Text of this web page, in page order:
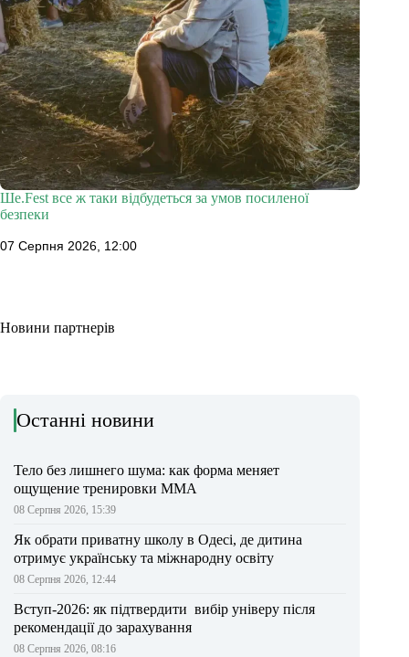
Ше.Fest все ж таки відбудеться за умов посиленої
безпеки
07 Серпня 2026, 12:00
Новини партнерів
Останні новини
Тело без лишнего шума: как форма меняет
ощущение тренировки ММА
08 Серпня 2026, 15:39
Як обрати приватну школу в Одесі, де дитина
отримує українську та міжнародну освіту
08 Серпня 2026, 12:44
Вступ-2026: як підтвердити вибір універу після
рекомендації до зарахування
08 Серпня 2026, 08:16